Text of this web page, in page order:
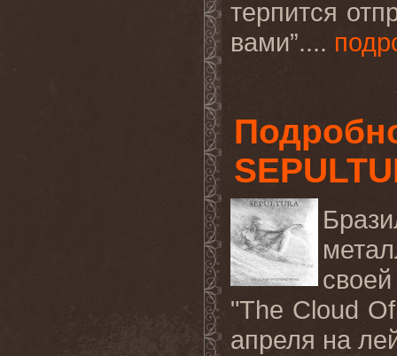
терпится
вами”....
"The Cloud Of
апреля на